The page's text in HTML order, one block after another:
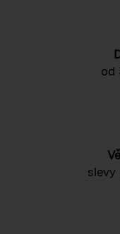
od
slevy